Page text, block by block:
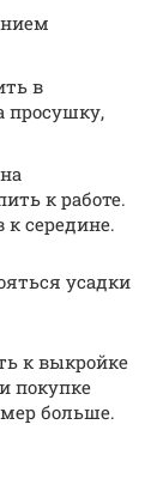
в
просушку,
к работе.
середине.
усадки
к выкройке
покупке
больше.